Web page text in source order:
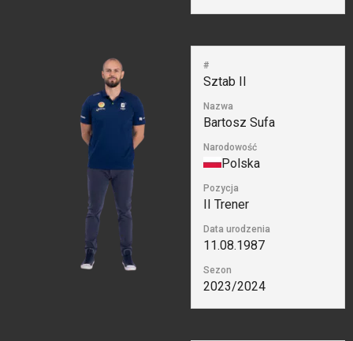
#
Sztab II
Nazwa
Bartosz Sufa
Narodowość
Polska
Pozycja
II Trener
Data urodzenia
11.08.1987
Sezon
2023/2024